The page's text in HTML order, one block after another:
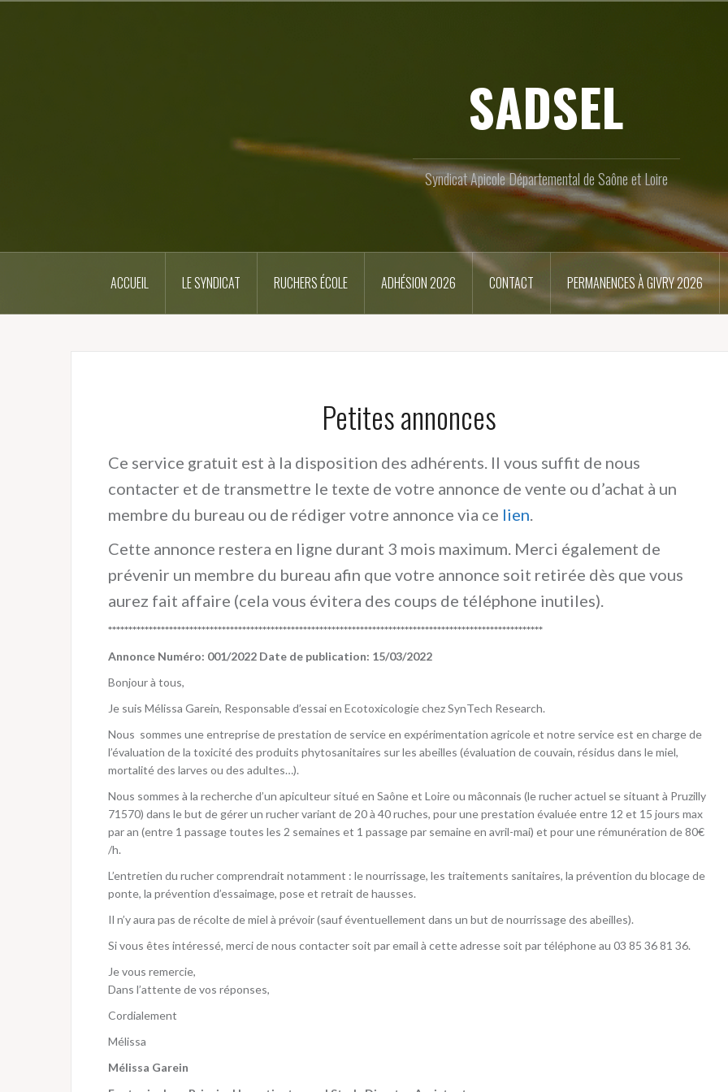
SADSEL
Syndicat Apicole Départemental de Saône et Loire
ACCUEIL LE SYNDICAT RUCHERS ÉCOLE ADHÉSION 2026 CONTACT PERMANENCES À GIVRY 2026
Petites annonces
Ce service gratuit est à la disposition des adhérents. Il vous suffit de nous
contacter et de transmettre le texte de votre annonce de vente ou d’achat à un
membre du bureau ou de rédiger votre annonce via ce lien.
Cette annonce restera en ligne durant 3 mois maximum. Merci également de
prévenir un membre du bureau afin que votre annonce soit retirée dès que vous
aurez fait affaire (cela vous évitera des coups de téléphone inutiles).
***********************************************************************************************************
Annonce Numéro: 001/2022 Date de publication: 15/03/2022
Bonjour à tous,
Je suis Mélissa Garein, Responsable d’essai en Ecotoxicologie chez SynTech Research.
Nous sommes une entreprise de prestation de service en expérimentation agricole et notre service est en charge de
l’évaluation de la toxicité des produits phytosanitaires sur les abeilles (évaluation de couvain, résidus dans le miel,
mortalité des larves ou des adultes…).
Nous sommes à la recherche d’un apiculteur situé en Saône et Loire ou mâconnais (le rucher actuel se situant à Pruzilly
71570) dans le but de gérer un rucher variant de 20 à 40 ruches, pour une prestation évaluée entre 12 et 15 jours max
par an (entre 1 passage toutes les 2 semaines et 1 passage par semaine en avril-mai) et pour une rémunération de 80€
/h.
L’entretien du rucher comprendrait notamment : le nourrissage, les traitements sanitaires, la prévention du blocage de
ponte, la prévention d’essaimage, pose et retrait de hausses.
Il n’y aura pas de récolte de miel à prévoir (sauf éventuellement dans un but de nourrissage des abeilles).
Si vous êtes intéressé, merci de nous contacter soit par email à cette adresse soit par téléphone au 03 85 36 81 36.
Je vous remercie,
Dans l’attente de vos réponses,
Cordialement
Mélissa
Mélissa Garein